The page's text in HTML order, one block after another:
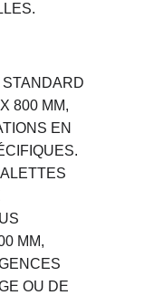
800 MM,
EN
MM,
OU DE